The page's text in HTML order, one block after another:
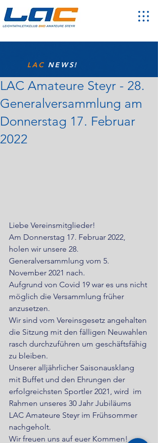
LAC NEWS!
LAC Amateure Steyr - 28.
Generalversammlung am
Donnerstag 17. Februar
2022
Liebe Vereinsmitglieder!
Am Donnerstag 17. Februar 2022,
holen wir unsere 28.
Generalversammlung vom 5.
November 2021 nach.
Aufgrund von Covid 19 war es uns nicht
möglich die Versammlung früher
anzusetzen.
Wir sind vom Vereinsgesetz angehalten
die Sitzung mit den fälligen Neuwahlen
rasch durchzuführen um geschäftsfähig
zu bleiben.
Unserer alljährlicher Saisonausklang
mit Buffet und den Ehrungen der
erfolgreichsten Sportler 2021, wird  im
Rahmen unseres 30 Jahr Jubiläums
LAC Amateure Steyr im Frühsommer
nachgeholt.
Wir freuen uns auf euer Kommen!